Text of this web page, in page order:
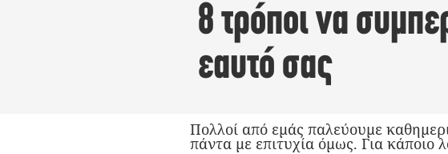
8 τρόποι να
εαυτό σας
Πολλοί από εμάς παλεύουμε
πάντα με επιτυχία όμως. Για